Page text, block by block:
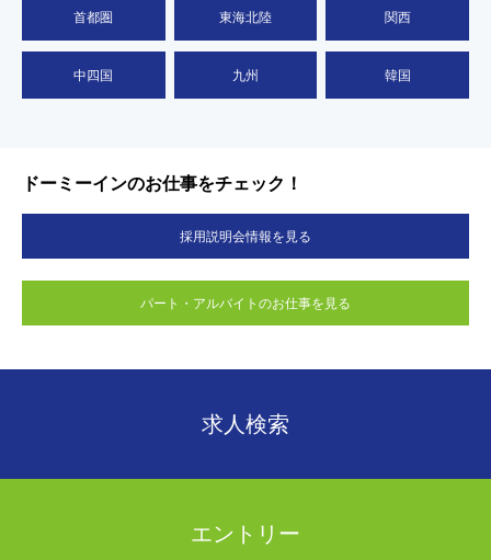
首都圏 東海北陸 関西
中四国 九州 韓国
ドーミーインのお仕事をチェック！
採用説明会情報を見る
パート・アルバイトのお仕事を見る
求人検索
エントリー